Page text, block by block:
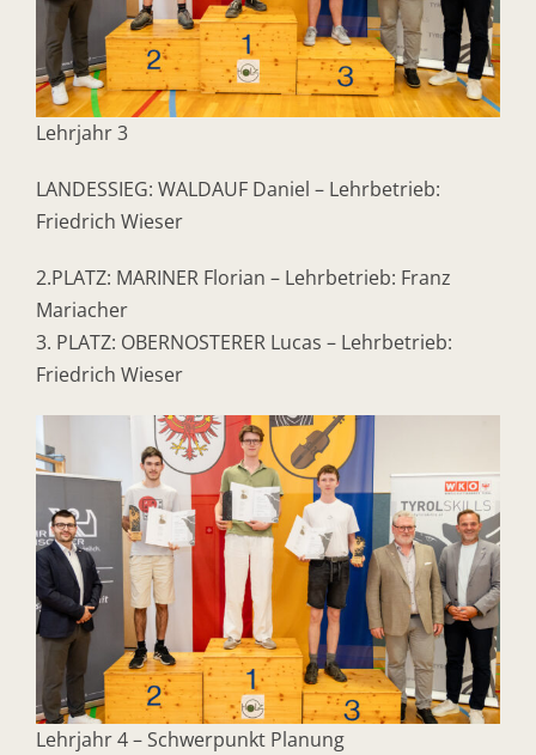
Lehrjahr 3
LANDESSIEG: WALDAUF Daniel – Lehrbetrieb:
Friedrich Wieser
2.PLATZ: MARINER Florian – Lehrbetrieb: Franz
Mariacher
3. PLATZ: OBERNOSTERER Lucas – Lehrbetrieb:
Friedrich Wieser
Lehrjahr 4 – Schwerpunkt Planung